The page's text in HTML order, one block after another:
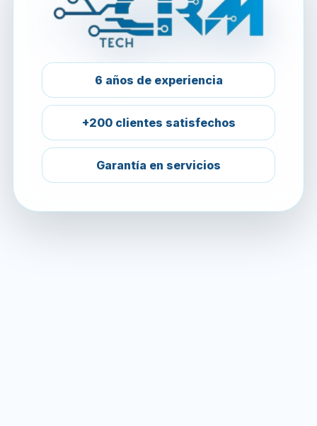
6 años de experiencia
+200 clientes satisfechos
Garantía en servicios